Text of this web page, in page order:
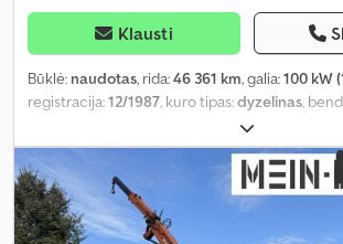
Klausti
Būklė: naudotas, rida:46 361 km, galia:100 kW
registracija:12/1987, kuro tipas:dyzelinas,
mechaninis
3, bendras ilgis:5 735 mm, bendras plotis:2
aukštis:
3 010 mm visų varančiųjų ratų